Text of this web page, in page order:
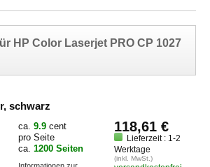
HP Color Laserjet PRO CP 1027
schwarz
ca. 9.9 cent
pro Seite
ca. 1200 Seiten
Informationen zur
118,61 €
Lieferzeit : 1-2
Werktage
(inkl. MwSt.)